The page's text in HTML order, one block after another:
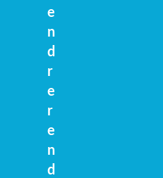
e
n
d
r
e
r
e
n
d